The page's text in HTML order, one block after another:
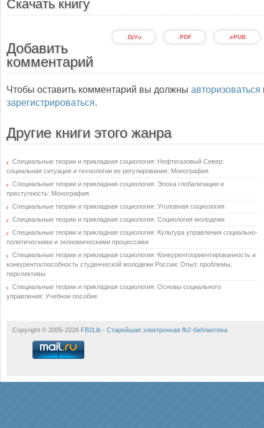
Скачать книгу
.ePUB
.PDF
.DjVu
Добавить
комментарий
Чтобы оставить комментарий вы должны авторизоваться
зарегистрироваться.
Другие книги этого жанра
Специальные теории и прикладная социология: Нефтегазовый Север:
социальная ситуация и технологии ее регулирования: Монография
Специальные теории и прикладная социология: Эпоха глобализации и
преступность: Монография
Специальные теории и прикладная социология: Уголовная социология
Специальные теории и прикладная социология: Социология молодежи
Специальные теории и прикладная социология: Культура управления социально-
политическими и экономическими процессами
Специальные теории и прикладная социология: Конкурентоориентированность и
конкурентоспособность студенческой молодежи России: Опыт, проблемы,
перспективы
Специальные теории и прикладная социология: Основы социального
управления: Учебное пособие
Copyright © 2005-2026 FB2Lib - Старейшая электронная fb2-библиотека